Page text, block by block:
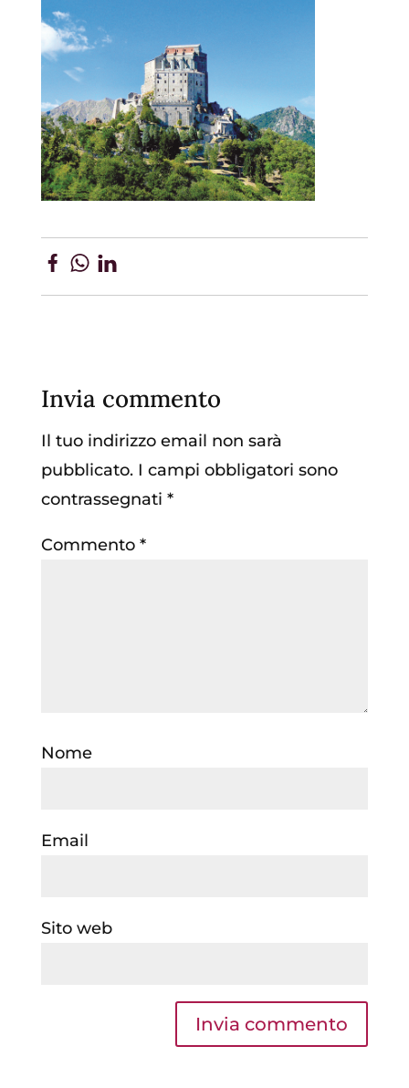
Invia commento
Il tuo indirizzo email non sarà
pubblicato. I campi obbligatori sono
contrassegnati *
Commento *
Nome
Email
Sito web